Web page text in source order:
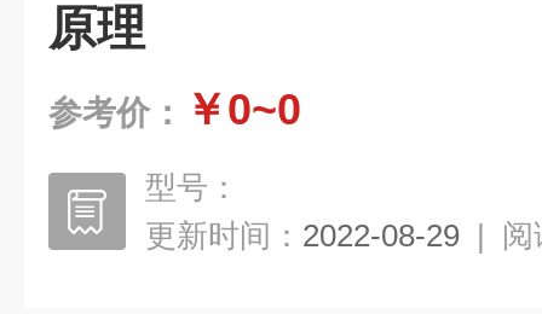
原理
参考价： ￥0~0
型号：
更新时间： 2022-08-29 | 阅